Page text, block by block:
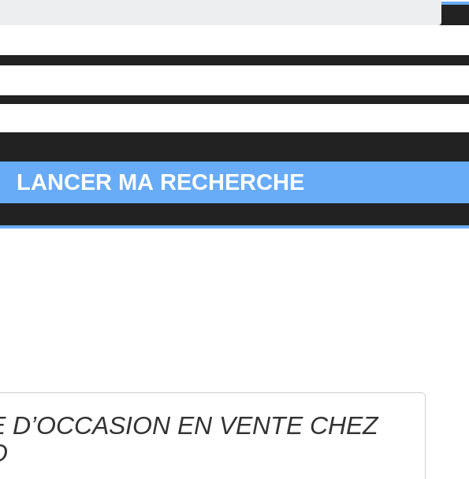
LANCER MA RECHERCHE
EN VENTE CHEZ
 APERÇU
RAPIDE
APERÇU
RAPIDE